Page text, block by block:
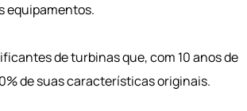
equipamentos.
de turbinas que, com 10 anos de
de suas características originais.